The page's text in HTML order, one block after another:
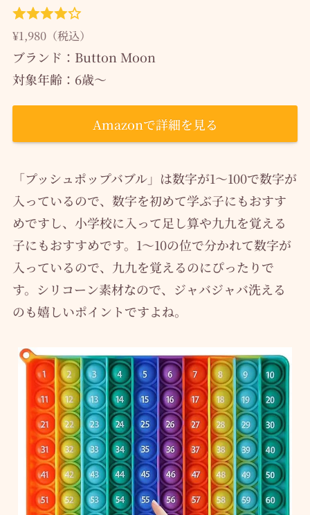
¥1,980（税込）
ブランド：Button Moon
対象年齢：‎6歳～
Amazonで詳細を見る
「プッシュポップバブル」は数字が1～100で数字が
入っているので、数字を初めて学ぶ子にもおすす
めですし、小学校に入って足し算や九九を覚える
子にもおすすめです。1～10の位で分かれて数字が
入っているので、九九を覚えるのにぴったりで
す。シリコーン素材なので、ジャバジャバ洗える
のも嬉しいポイントですよね。